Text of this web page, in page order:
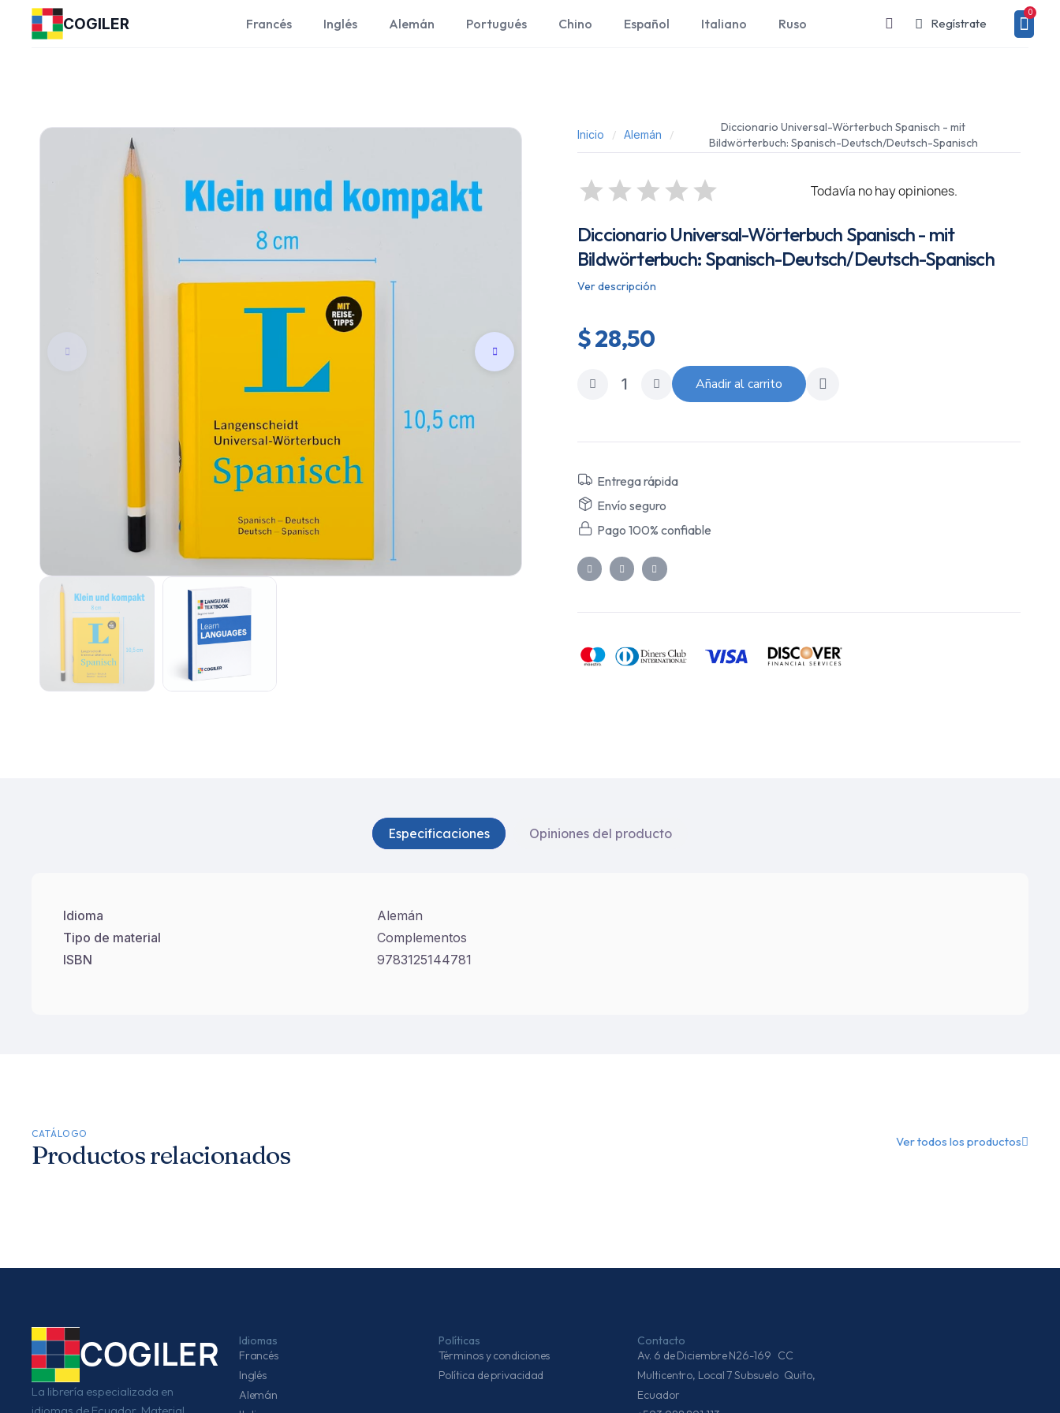
COGILER Francés Inglés Alemán Portugués Chino Español Italiano Ruso Regístrate
Inicio Alemán
Diccionario Universal-Wörterbuch Spanisch - mit
Bildwörterbuch: Spanisch-Deutsch/Deutsch-Spanisch
Todavía no hay opiniones.
Diccionario Universal-Wörterbuch Spanisch - mit
Bildwörterbuch: Spanisch-Deutsch/Deutsch-Spanisch
Ver descripción
$ 28,50
Añadir al carrito
Entrega rápida
Envío seguro
Pago 100% confiable
Especificaciones Opiniones del producto
Idioma
Alemán
Tipo de material
Complementos
ISBN
9783125144781
CATÁLOGO
Productos relacionados Ver todos los productos
COGILER
La librería especializada en
idiomas de Ecuador. Material
Idiomas
Francés
Inglés
Alemán
Políticas
Términos y condiciones
Política de privacidad
Contacto
Av. 6 de Diciembre N26-169 CC
Multicentro, Local 7 Subsuelo Quito,
Ecuador